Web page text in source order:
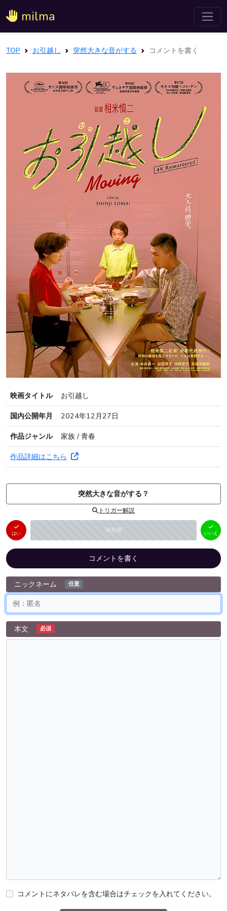
milma
TOP お引越し 突然大きな音がする コメントを書く
映画タイトル
お引越し
国内公開年月
2024年12月27日
作品ジャンル
家族 / 青春
作品詳細はこちら
突然大きな音がする？
トリガー解説
はい 未投票
いいえ
（ 0件）
いいえ
コメントを書く
ニックネーム 任意
本文 必須
コメントにネタバレを含む場合はチェックを入れてください。